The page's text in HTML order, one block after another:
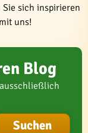
Sie sich inspirieren
uns!
Blog